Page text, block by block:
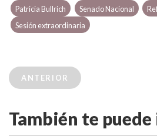
Patricia Bullrich Senado Nacional
Sesión extraordinaria
ANTERIOR
También te